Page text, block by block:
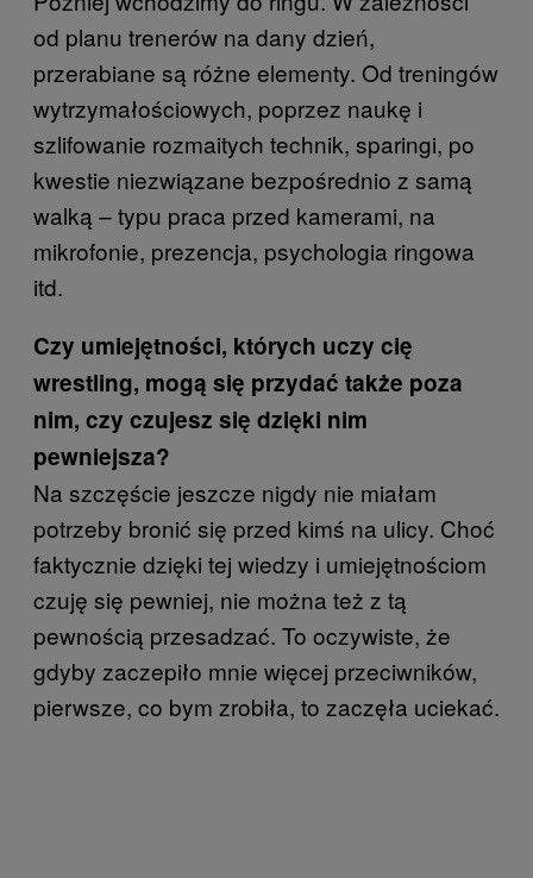
od planu trenerów na dany dzień,
przerabiane są różne elementy. Od treningów
wytrzymałościowych, poprzez naukę i
szlifowanie rozmaitych technik, sparingi, po
kwestie niezwiązane bezpośrednio z samą
walką – typu praca przed kamerami, na
mikrofonie, prezencja, psychologia ringowa
itd.
Czy umiejętności, których uczy cię
wrestling, mogą się przydać także poza
nim, czy czujesz się dzięki nim
pewniejsza?
Na szczęście jeszcze nigdy nie miałam
potrzeby bronić się przed kimś na ulicy. Choć
faktycznie dzięki tej wiedzy i umiejętnościom
czuję się pewniej, nie można też z tą
pewnością przesadzać. To oczywiste, że
gdyby zaczepiło mnie więcej przeciwników,
pierwsze, co bym zrobiła, to zaczęła uciekać.